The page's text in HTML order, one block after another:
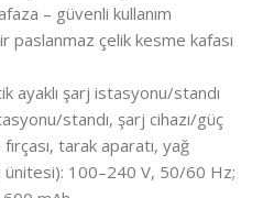
– güvenli kullanım
paslanmaz çelik kesme kafası
ayaklı şarj istasyonu/standı
standı, şarj cihazı/güç
tarak aparatı, yağ
ünitesi): 100–240 V, 50/60 Hz;